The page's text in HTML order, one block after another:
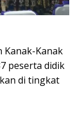
Kanak-Kanak
peserta didik
di tingkat